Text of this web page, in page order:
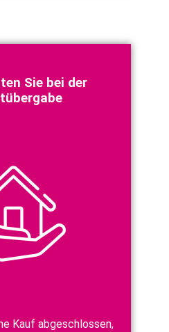
Sie bei der
Kauf abgeschlossen,